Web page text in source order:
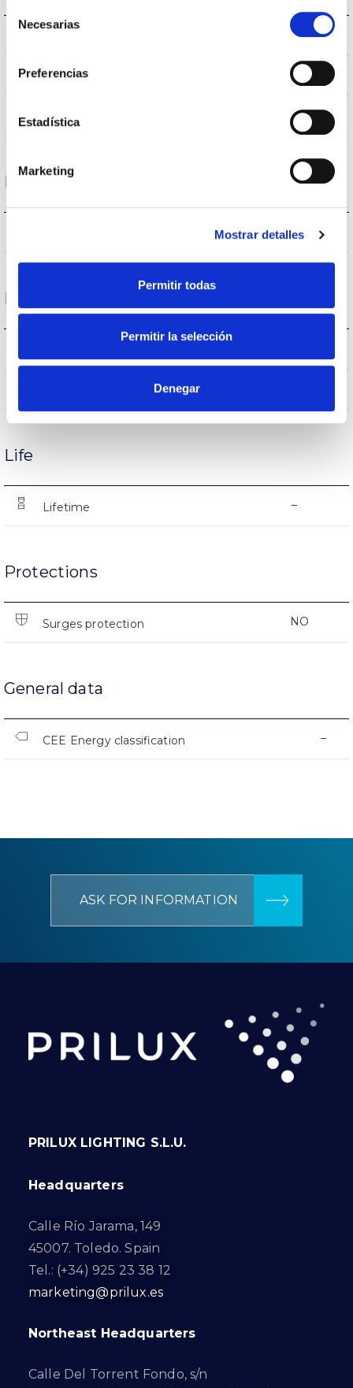
Necesarias
Preferencias
Estadística
Marketing
Mostrar detalles
Permitir todas
Permitir la selección
Denegar
–
Higher Hemispheric Flow
UGR –
Housing and Finish
–
Performance
Life
Lifetime –
Protections
Surges protection NO
General data
CEE Energy classification –
ASK FOR INFORMATION
PRILUX LIGHTING S.L.U.
Headquarters
Calle Río Jarama, 149
45007. Toledo. Spain
Tel.: (+34) 925 23 38 12
marketing@prilux.es
Northeast Headquarters
Calle Del Torrent Fondo, s/n